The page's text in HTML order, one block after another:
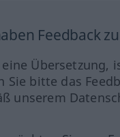
Feedback
eine Übersetzung,
Sie bitte das
unserem